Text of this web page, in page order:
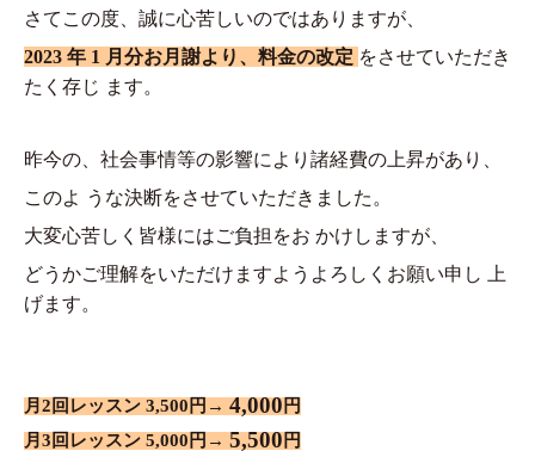
さてこの度、誠に心苦しいのではありますが、
2023 年 1 月分お月謝より、料金の改定 をさせていただき
たく存じ ます。
昨今の、社会事情等の影響により諸経費の上昇があり、
このよ うな決断をさせていただきました。
大変心苦しく皆様にはご負担をお かけしますが、
どうかご理解をいただけますようよろしくお願い申し 上
げます。
月2回レッスン 3,500円→ 4,000円
月3回レッスン 5,000円→ 5,500円